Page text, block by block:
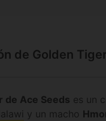
de Golden
de Ace Seeds es un
y un macho